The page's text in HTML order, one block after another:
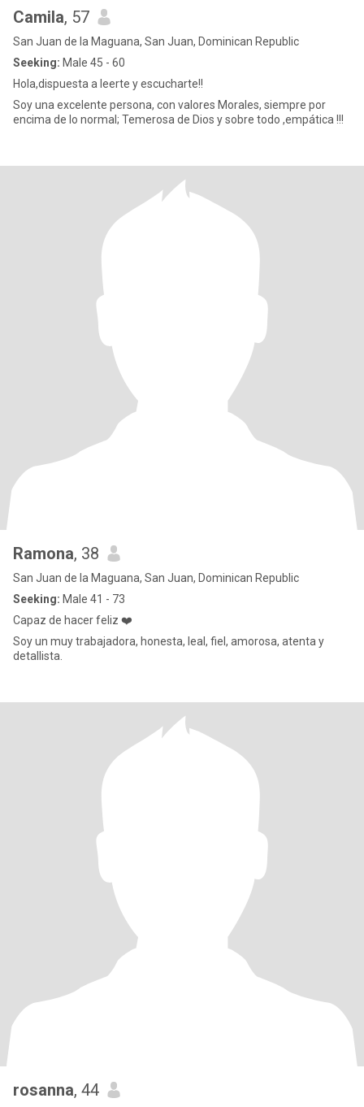
Camila, 57
San Juan de la Maguana, San Juan, Dominican Republic
Seeking: Male 45 - 60
Hola,dispuesta a leerte y escucharte!!
Soy una excelente persona, con valores Morales, siempre por
encima de lo normal; Temerosa de Dios y sobre todo ,empática !!!
Ramona, 38
San Juan de la Maguana, San Juan, Dominican Republic
Seeking: Male 41 - 73
Capaz de hacer feliz ❤️
Soy un muy trabajadora, honesta, leal, fiel, amorosa, atenta y
detallista.
rosanna, 44